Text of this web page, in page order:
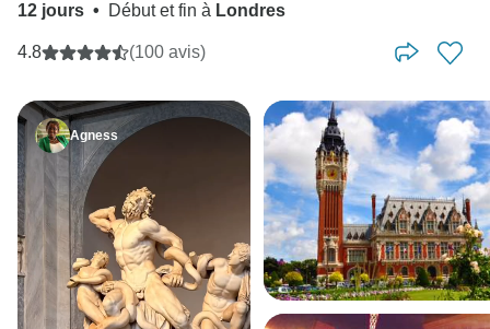
12 jours • Début et fin à Londres
4.8 (100 avis)
Agness